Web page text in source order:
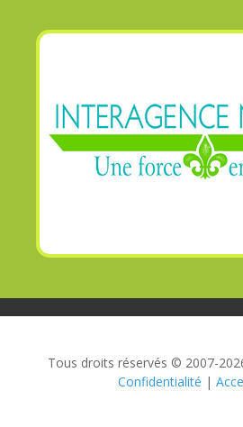
Tous droits réservés © 2007-
Confidentialité |